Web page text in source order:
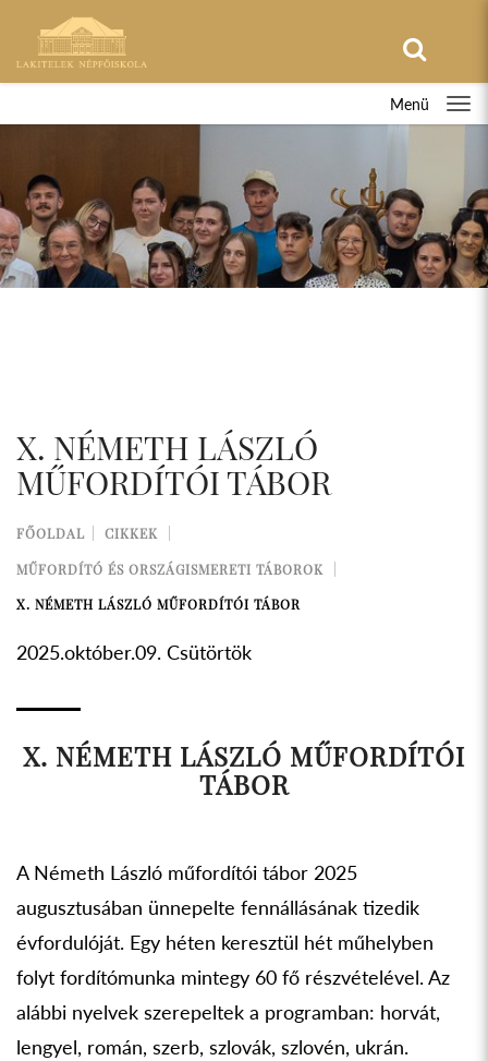
Menü
X. NÉMETH LÁSZLÓ
MŰFORDÍTÓI TÁBOR
FŐOLDAL CIKKEK
MŰFORDÍTÓ ÉS ORSZÁGISMERETI TÁBOROK
X. NÉMETH LÁSZLÓ MŰFORDÍTÓI TÁBOR
2025.október.09. Csütörtök
X. NÉMETH LÁSZLÓ MŰFORDÍTÓI
TÁBOR
A Németh László műfordítói tábor 2025
augusztusában ünnepelte fennállásának tizedik
évfordulóját. Egy héten keresztül hét műhelyben
folyt fordítómunka mintegy 60 fő részvételével. Az
alábbi nyelvek szerepeltek a programban: horvát,
lengyel, román, szerb, szlovák, szlovén, ukrán.